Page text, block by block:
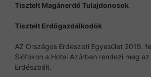
Tisztelt Magánerdő Tulajdonosok
Tisztelt Erdőgazdálkodók
AZ Országos Erdészeti Egyesület 2019.
Siófokon a Hotel Azúrban rendezi meg
Erdészbált.